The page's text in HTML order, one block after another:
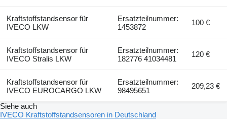
Kraftstoffstandsensor für
IVECO LKW
Ersatzteilnummer:
1453872
100 €
Kraftstoffstandsensor für
IVECO Stralis LKW
Ersatzteilnummer:
182776 41034481
120 €
Kraftstoffstandsensor für
IVECO EUROCARGO LKW
Ersatzteilnummer:
98495651
209,23 €
Siehe auch
IVECO Kraftstoffstandsensoren in Deutschland